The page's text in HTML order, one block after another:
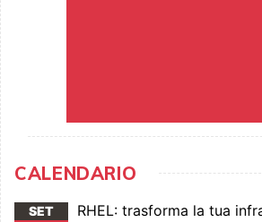
CALENDARIO
SET
RHEL: trasforma la tua